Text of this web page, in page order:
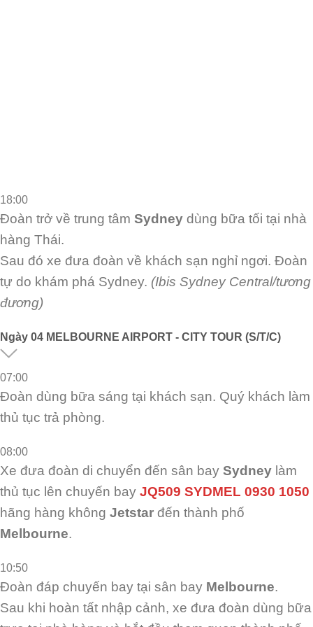
18:00
Đoàn trở về trung tâm Sydney dùng bữa tối tại nhà
hàng Thái.
Sau đó xe đưa đoàn về khách sạn nghỉ ngơi. Đoàn
tự do khám phá Sydney. (Ibis Sydney Central/tương
đương)
Ngày 04 MELBOURNE AIRPORT - CITY TOUR (S/T/C)
07:00
Đoàn dùng bữa sáng tại khách sạn. Quý khách làm
thủ tục trả phòng.
08:00
Xe đưa đoàn di chuyển đến sân bay Sydney làm
thủ tục lên chuyến bay JQ509 SYDMEL 0930 1050
hãng hàng không Jetstar đến thành phố
Melbourne.
10:50
Đoàn đáp chuyến bay tại sân bay Melbourne.
Sau khi hoàn tất nhập cảnh, xe đưa đoàn dùng bữa